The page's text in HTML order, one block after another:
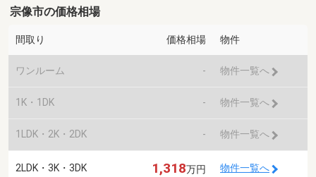
宗像市の価格相場
間取り 価格相場 物件
ワンルーム - 物件一覧へ
1K・1DK - 物件一覧へ
1LDK・2K・2DK - 物件一覧へ
2LDK・3K・3DK 1,318万円 物件一覧へ